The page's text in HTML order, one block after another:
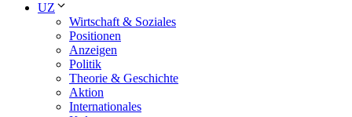
UZ
Wirtschaft & Soziales
Positionen
Anzeigen
Politik
Theorie & Geschichte
Aktion
Internationales